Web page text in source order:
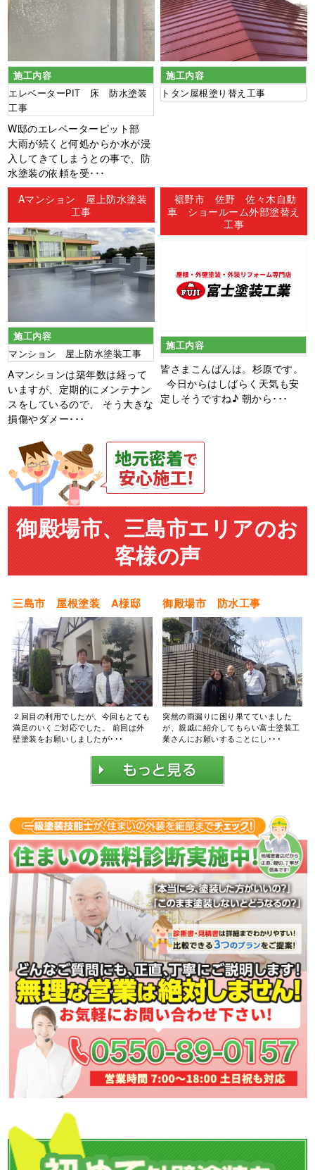
施工内容
エレベーターPIT 床 防水塗装
工事
W邸のエレベーターピット部
大雨が続くと何処からか水が浸
入してきてしまうとの事で、防
水塗装の依頼を受･･･
施工内容
トタン屋根塗り替え工事
Aマンション 屋上防水塗装
工事
施工内容
マンション 屋上防水塗装工事
Aマンションは築年数は経って
いますが、定期的にメンテナン
スをしているので、 そう大きな
損傷やダメー･･･
裾野市 佐野 佐々木自動
車 ショールーム外部塗替え
工事
施工内容
皆さまこんばんは。杉原です。
今日からはしばらく天気も安
定しそうですね♪ 朝から･･･
御殿場市、三島市エリアのお
客様の声
三島市 屋根塗装 A様邸
２回目の利用でしたが、今回もとても
満足のいくご対応でした。 前回は外
壁塗装をお願いしましたが･･･
御殿場市 防水工事
突然の雨漏りに困り果てていました
が、親戚に紹介してもらい富士塗装工
業さんにお願いすることにし･･･